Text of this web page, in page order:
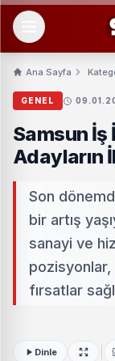
Ana Sayfa
GENEL
Samsun İş
Adayların
Son
bir artış
sanayi ve
fırsatlar
Dinle